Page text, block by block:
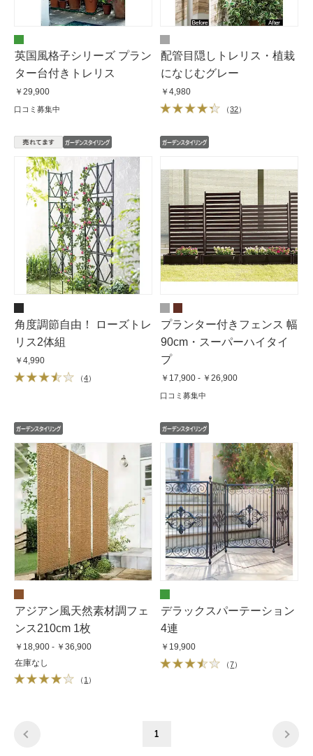
英国風格子シリーズ プラン
ター台付きトレリス
￥29,900
口コミ募集中
配管目隠しトレリス・植栽
になじむグレー
￥4,980
（32）
角度調節自由！ ローズトレ
リス2体組
￥4,990
（4）
プランター付きフェンス 幅
90cm・スーパーハイタイ
プ
￥17,900 - ￥26,900
口コミ募集中
アジアン風天然素材調フェ
ンス210cm 1枚
￥18,900 - ￥36,900
在庫なし
（ 1 ）
デラックスパーテーション
4連
￥19,900
（7）
1